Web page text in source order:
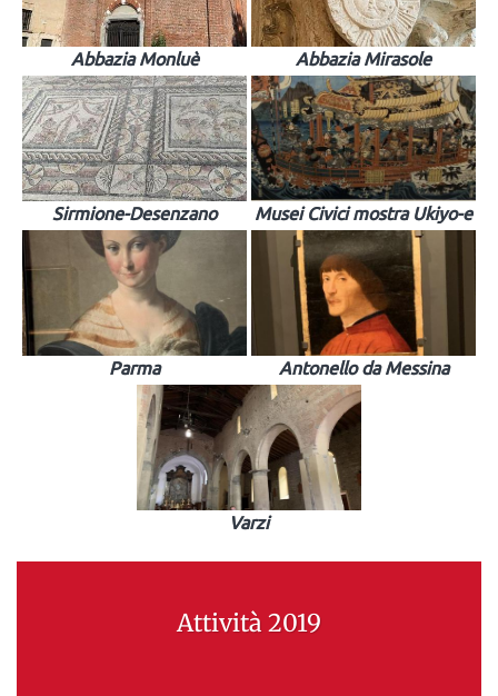
Abbazia Monluè Abbazia Mirasole
Sirmione-Desenzano Musei Civici mostra Ukiyo-e
Parma Antonello da Messina
Varzi
Attività 2019